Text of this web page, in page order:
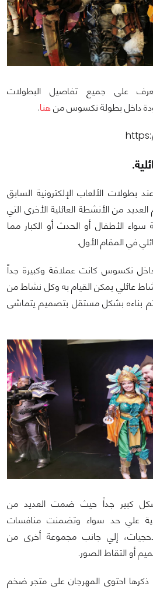
على جميع تفاصيل البطولات
داخل بطولة نكسوس منهنا.
الألعاب الإلكترونية السابق
من الأنشطة العائلية الأخرى التي
الأطفال أو الحدث أو الكبار مما
في المقام الأول.
داخل نكسوس كانت عملاقة وكبيرة جداً
توافر داخل الحدث 23 نشاط عائلي يمكن القيام به وكل نشاط من
بناءه بشكل مستقل بتصميم يتماشى
كبير جداً حيث ضمت العديد من
علي حد سواء وتضمنت منافسات
إلي جانب مجموعة أخرى من
أو التقاط الصور.
ذكرها احتوى المهرجان على متجر ضخم